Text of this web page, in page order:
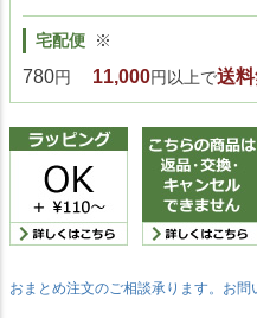
宅配便
780円
※
11,000円以上で送
おまとめ注文のご相談承ります。お問